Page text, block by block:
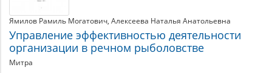
Ямилов Рамиль Могатович Алексеева Наталья Анатольевна
Управление эффективностью деятельности
организации в речном рыболовстве
Митра